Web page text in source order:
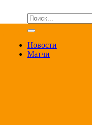
Новости
Матчи